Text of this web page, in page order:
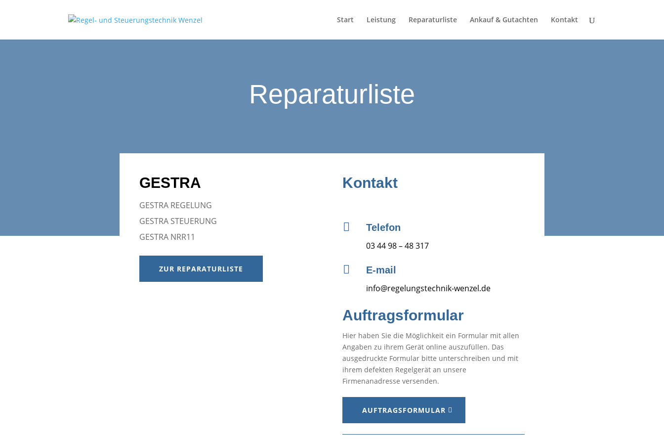
Start Leistung Reparaturliste Ankauf & Gutachten Kontakt
Reparaturliste
GESTRA
GESTRA REGELUNG
GESTRA STEUERUNG
GESTRA NRR11
ZUR REPARATURLISTE
Kontakt

Telefon
03 44 98 – 48 317

E-mail
info@regelungstechnik-wenzel.de
Auftragsformular
Hier haben Sie die Möglichkeit ein Formular mit allen
Angaben zu ihrem Gerät online auszufüllen. Das
ausgedruckte Formular bitte unterschreiben und mit
ihrem defekten Regelgerät an unsere
Firmenanadresse versenden.
AUFTRAGSFORMULAR